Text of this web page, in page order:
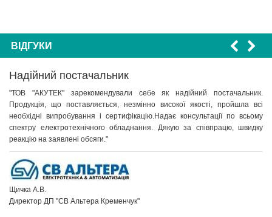
ВІДГУКИ
Надійний постачальник
"ТОВ "АКУТЕК" зарекомендували себе як надійний постачальник.
Продукція, що поставляється, незмінно високої якості, пройшла всі
необхідні випробування і сертифікацію.Надає консультації по всьому
спектру електротехнічного обладнання. Дякую за співпрацю, швидку
реакцію на заявлені обсяги."
Щичка А.В.
Директор ДП "СВ Альтера Кременчук"